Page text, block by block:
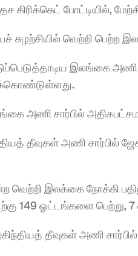
கிரிக்கெட் போட்டியில்,
சுழற்சியில் வெற்றி பெற்ற
இலங்கை
அணி சார்பில்
தீவுகள் அணி
இலக்கை நோக்கி
149 ஓட்டங்களை பெற்று,
தீவுகள் அணி